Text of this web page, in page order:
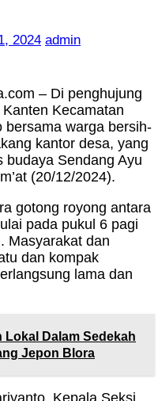
2024 admin
– Di penghujung
Kecamatan
bersama warga bersih-
kantor desa, yang
budaya Sendang Ayu
(20/12/2024).
gotong royong antara
pada pukul 6 pagi
Masyarakat dan
dan kompak
lama dan
Lokal Dalam Sedekah
Jepon Blora
Kepala Seksi